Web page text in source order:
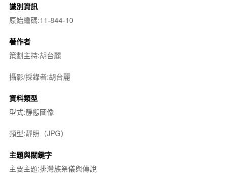
識別資訊
原始編碼:11-844-10
著作者
策劃主持:胡台麗
攝影/採錄者:胡台麗
資料類型
型式:靜態圖像
類型:靜照（JPG）
主題與關鍵字
主要主題:排灣族祭儀與傳說